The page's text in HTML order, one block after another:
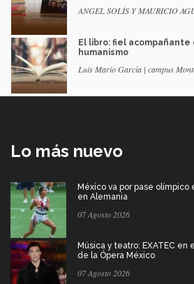
ANGEL SOLÍS Y MAURICIO
El libro: fiel
humanismo
Luis Mario García | campus
Lo más nuevo
México va por pase
en Alemania
07 Agosto 2026
Música y teatro: EXATEC en
de la Ópera México
07 Agosto 2026